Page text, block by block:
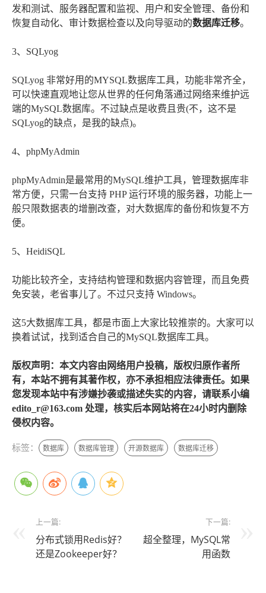
发和测试、服务器配置和监视、用户和安全管理、备份和
恢复自动化、审计数据检查以及向导驱动的数据库迁移。
3、SQLyog
SQLyog 非常好用的MYSQL数据库工具，功能非常齐全，
可以快速直观地让您从世界的任何角落通过网络来维护远
端的MySQL数据库。不过缺点是收费且贵(不，这不是
SQLyog的缺点，是我的缺点)。
4、phpMyAdmin
phpMyAdmin是最常用的MySQL维护工具，管理数据库非
常方便，只需一台支持 PHP 运行环境的服务器，功能上一
般只限数据表的增删改查，对大数据库的备份和恢复不方
便。
5、HeidiSQL
功能比较齐全，支持结构管理和数据内容管理，而且免费
免安装，老省事儿了。不过只支持 Windows。
这5大数据库工具，都是市面上大家比较推崇的。大家可以
换着试试，找到适合自己的MySQL数据库工具。
版权声明：本文内容由网络用户投稿，版权归原作者所
有，本站不拥有其著作权，亦不承担相应法律责任。如果
您发现本站中有涉嫌抄袭或描述失实的内容，请联系小编
edito_r@163.com 处理，核实后本网站将在24小时内删除
侵权内容。
标签： 数据库 数据库管理 开源数据库 数据库迁移
上一篇:
分布式锁用Redis好？
还是Zookeeper好？
下一篇:
超全整理，MySQL常
用函数